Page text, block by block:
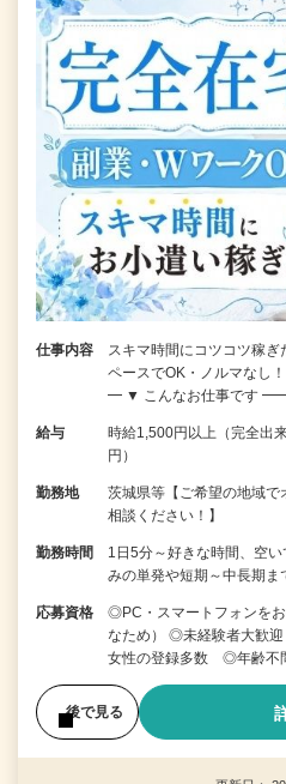
仕事内容
スキマ時間にコツコツ稼
ペースでOK・ノル
━ ▼ こんなお仕事です
給与
時給1,500円以上（完全出
円）
勤務地
茨城県等【ご希望の地域
相談ください！】
勤務時間
1日5分～好きな時間、空
みの単発や短期～中長期
応募資格
◎PC・スマートフォンを
なため） ◎未経験者大歓
女性の登録多数 ◎年齢不
後で見る